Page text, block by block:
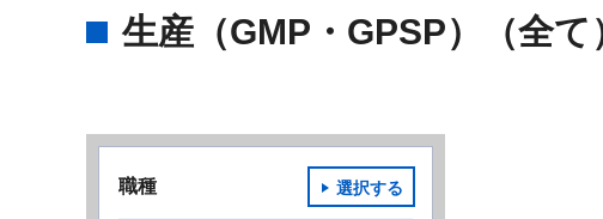
生産（GMP・GPSP）（全
職種 選択する